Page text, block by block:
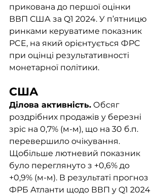
прикована до першої оцінки
ВВП США за Q1 2024. У п’ятницю
ринками керуватиме показник
PCE, на який орієнтується ФРС
при оцінці результативності
монетарної політики.
США
Ділова активність. Обсяг
роздрібних продажів у березні
зріс на 0,7% (м-м), що на 30 б.п.
перевершило очікування.
Щобільше лютневий показник
було переглянуто з +0,6% до
+0,9% (м-м). В результаті прогноз
ФРБ Атланти щодо ВВП у Q1 2024